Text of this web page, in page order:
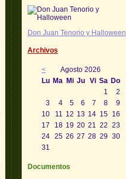
Don Juan Tenorio y Halloween
Archivos
<
Agosto 2026
Lu Ma Mi Ju Vi Sa Do
1
2
3
4 5 6 7 8
9
10
11 12 13 14 15 16
17
18 19 20 21 22 23
24 25 26 27 28 29 30
31
Documentos